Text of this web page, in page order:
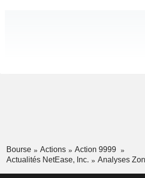
Bourse Actions
Action 9999
Actualités NetEase, Inc.
Analyses